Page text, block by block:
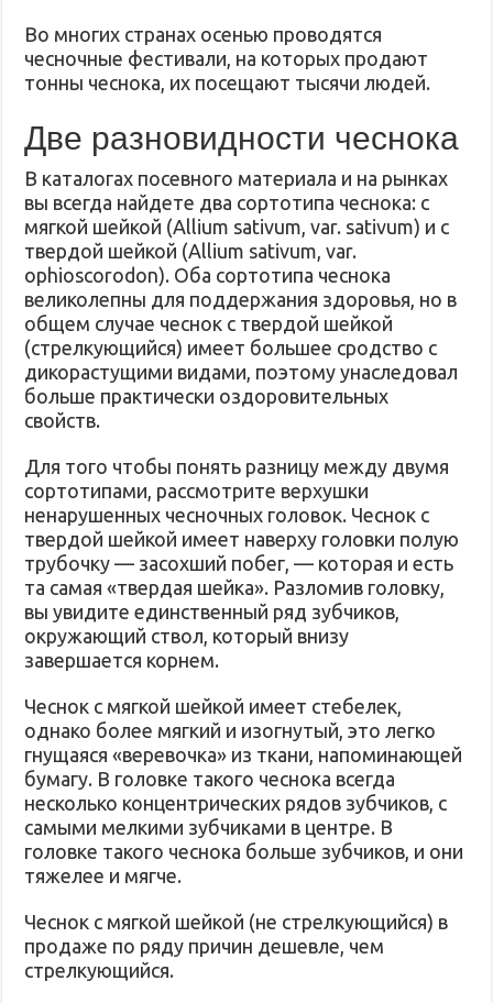
Во многих странах осенью проводятся
чесночные фестивали, на которых продают
тонны чеснока, их посещают тысячи людей.
Две разновидности чеснока
В каталогах посевного материала и на рынках
вы всегда найдете два сортотипа чеснока: с
мягкой шейкой (Allium sativum, var. sativum) и с
твердой шейкой (Allium sativum, var.
ophioscorodon). Оба сортотипа чеснока
великолепны для поддержания здоровья, но в
общем случае чеснок с твердой шейкой
(стрелкующийся) имеет большее сродство с
дикорастущими видами, поэтому унаследовал
больше практически оздоровительных
свойств.
Для того чтобы понять разницу между двумя
сортотипами, рассмотрите верхушки
ненарушенных чесночных головок. Чеснок с
твердой шейкой имеет наверху головки полую
трубочку — засохший побег, — которая и есть
та самая «твердая шейка». Разломив головку,
вы увидите единственный ряд зубчиков,
окружающий ствол, который внизу
завершается корнем.
Чеснок с мягкой шейкой имеет стебелек,
однако более мягкий и изогнутый, это легко
гнущаяся «веревочка» из ткани, напоминающей
бумагу. В головке такого чеснока всегда
несколько концентрических рядов зубчиков, с
самыми мелкими зубчиками в центре. В
головке такого чеснока больше зубчиков, и они
тяжелее и мягче.
Чеснок с мягкой шейкой (не стрелкующийся) в
продаже по ряду причин дешевле, чем
стрелкующийся.